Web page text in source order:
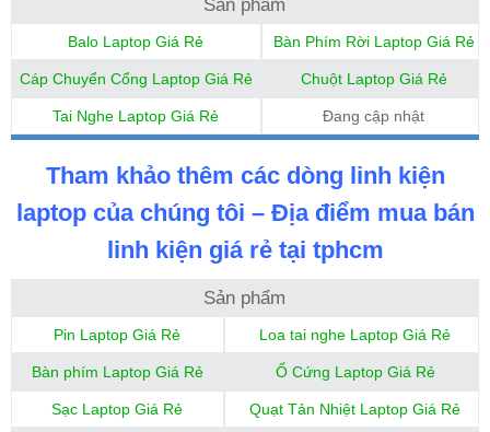
Sản phẩm
Balo Laptop Giá Rẻ Bàn Phím Rời Laptop Giá Rẻ
Cáp Chuyển Cổng Laptop Giá Rẻ Chuột Laptop Giá Rẻ
Tai Nghe Laptop Giá Rẻ Đang cập nhật
Tham khảo thêm các dòng linh kiện
laptop của chúng tôi – Địa điểm mua bán
linh kiện giá rẻ tại tphcm
Sản phẩm
Pin Laptop Giá Rẻ Loa tai nghe Laptop Giá Rẻ
Bàn phím Laptop Giá Rẻ Ổ Cứng Laptop Giá Rẻ
Sạc Laptop Giá Rẻ Quạt Tản Nhiệt Laptop Giá Rẻ